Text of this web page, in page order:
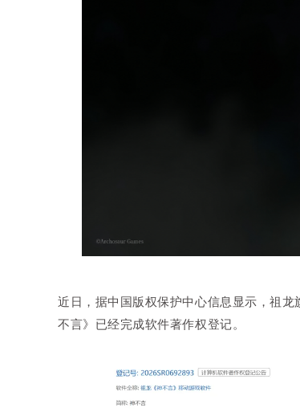
近日，据中国版权保护中心信息显示，祖
不言》已经完成软件著作权登记。